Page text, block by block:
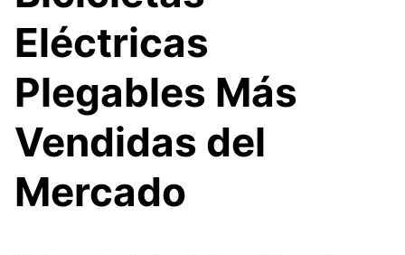
Eléctricas
Plegables Más
Vendidas del
Mercado